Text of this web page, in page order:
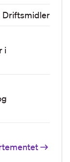
Driftsmidler
i